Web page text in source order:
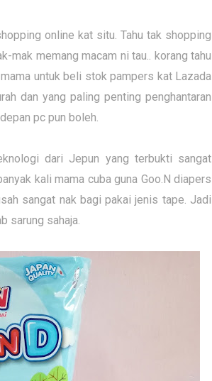
online kat situ. Tahu tak shopping
mak memang macam ni tau.. korang tahu
untuk beli stok pampers kat Lazada
dan yang paling penting penghantaran
pc pun boleh.
dari Jepun yang terbukti sangat
kali mama cuba guna Goo.N diapers
sangat nak bagi pakai jenis tape. Jadi
sarung sahaja.